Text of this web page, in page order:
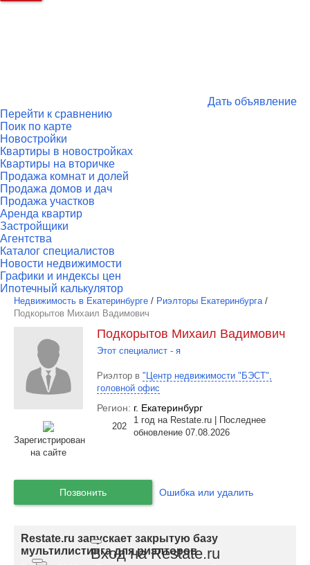
Дать объявление
Перейти к сравнению
Поик по карте
Новостройки
Квартиры в новостройках
Квартиры на вторичке
Продажа комнат и долей
Продажа домов и дач
Продажа участков
Аренда квартир
Застройщики
Агентства
Каталог специалистов
Новости недвижимости
Графики и индексы цен
Ипотечный калькулятор
Вход на Restate.ru
Недвижимость в Екатеринбурге / Риэлторы Екатеринбурга /
Подкорытов Михаил Вадимович
Зарегистрирован
на сайте
Подкорытов Михаил Вадимович
Этот специалист - я
Риэлтор в "Центр недвижимости "БЭСТ",
головной офис
Регион: г. Екатеринбург
202
1 год на Restate.ru | Последнее
обновление 07.08.2026
Позвонить Ошибка или удалить
Restate.ru запускает закрытую базу
мультилистинга для риэлторов